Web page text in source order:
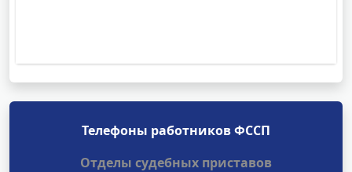
Телефоны работников ФССП
Отделы судебных приставов